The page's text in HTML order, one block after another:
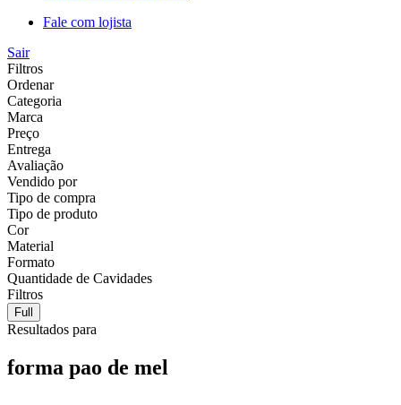
Fale com lojista
Sair
Filtros
Ordenar
Categoria
Marca
Preço
Entrega
Avaliação
Vendido por
Tipo de compra
Tipo de produto
Cor
Material
Formato
Quantidade de Cavidades
Filtros
Full
Resultados para
forma pao de mel